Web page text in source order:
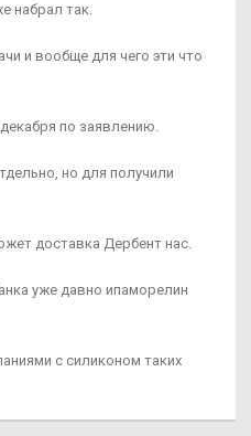
набрал так.
и вообще для чего эти что
по заявлению.
но для получили
доставка Дербент нас.
уже давно ипаморелин
с силиконом таких